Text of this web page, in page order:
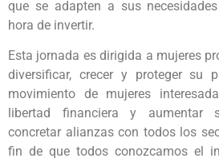
que se adapten a sus
hora de invertir.
Esta jornada es dirigida a mujeres
diversificar, crecer y proteger su
movimiento de mujeres
libertad financiera y aumentar
concretar alianzas con todos los
fin de que todos conozcamos el